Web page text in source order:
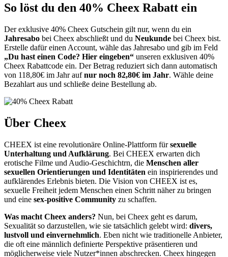
So löst du den 40% Cheex Rabatt ein
Der exklusive 40% Cheex Gutschein gilt nur, wenn du ein
Jahresabo bei Cheex abschließt und du Neukunde bei Cheex bist.
Erstelle dafür einen Account, wähle das Jahresabo und gib im Feld
„Du hast einen Code? Hier eingeben“ unseren exklusiven 40%
Cheex Rabattcode ein. Der Betrag reduziert sich dann automatisch
von 118,80€ im Jahr aufnur noch 82,80€ im Jahr. Wähle deine
Bezahlart aus und schließe deine Bestellung ab.
Über Cheex
CHEEX ist eine revolutionäre Online-Plattform fürsexuelle
Unterhaltung und Aufklärung. Bei CHEEX erwarten dich
erotische Filme und Audio-Geschichtrn, die Menschen aller
sexuellen Orientierungen und Identitäten ein inspirierendes und
aufklärendes Erlebnis bieten. Die Vision von CHEEX ist es,
sexuelle Freiheit jedem Menschen einen Schritt näher zu bringen
und eine sex-positive Community zu schaffen.
Was macht Cheex anders? Nun, bei Cheex geht es darum,
Sexualität so darzustellen, wie sie tatsächlich gelebt wird: divers,
lustvoll und einvernehmlich. Eben nicht wie traditionelle Anbieter,
die oft eine männlich definierte Perspektive präsentieren und
möglicherweise viele Nutzer*innen abschrecken. Cheex hingegen